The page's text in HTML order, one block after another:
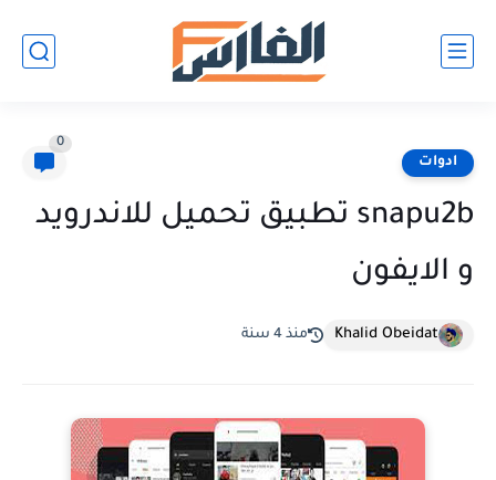
ادوات
0
snapu2b تطبيق تحميل للاندرويد
و الايفون
Khalid Obeidat منذ 4 سنة